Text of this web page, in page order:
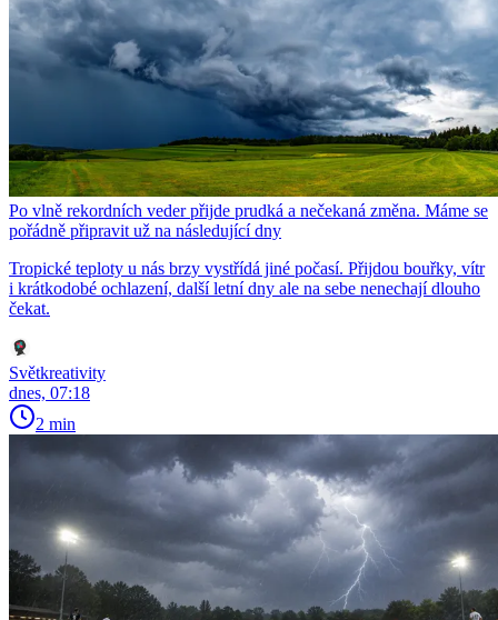
Po vlně rekordních veder přijde prudká a nečekaná změna. Máme se
pořádně připravit už na následující dny
Tropické teploty u nás brzy vystřídá jiné počasí. Přijdou bouřky, vítr
i krátkodobé ochlazení, další letní dny ale na sebe nenechají dlouho
čekat.
Světkreativity
dnes, 07:18
2 min